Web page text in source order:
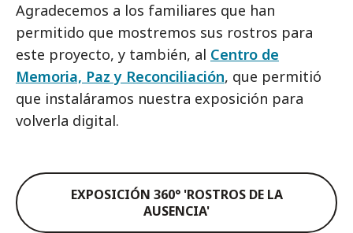
Agradecemos a los familiares que han
permitido que mostremos sus rostros para
este proyecto, y también, al Centro de
Memoria, Paz y Reconciliación, que permitió
que instaláramos nuestra exposición para
volverla digital.
EXPOSICIÓN 360° 'ROSTROS DE LA
AUSENCIA'